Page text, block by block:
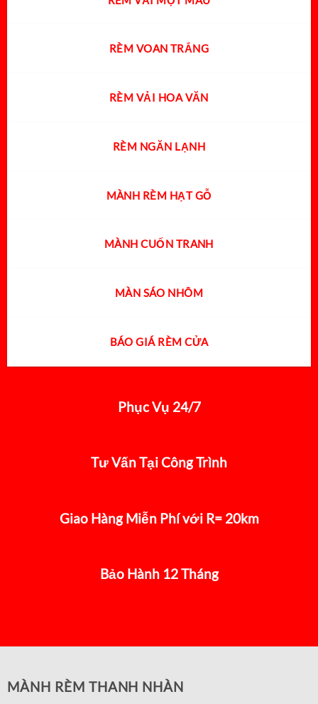
RÈM VOAN TRẮNG
RÈM VẢI HOA VĂN
RÈM NGĂN LẠNH
MÀNH RÈM HẠT GỖ
MÀNH CUỐN TRANH
MÀN SÁO NHÔM
BÁO GIÁ RÈM CỬA
Phục Vụ 24/7
Tư Vấn Tại Công Trình
Giao Hàng Miễn Phí với R= 20km
Bảo Hành 12 Tháng
MÀNH RÈM THANH NHÀN